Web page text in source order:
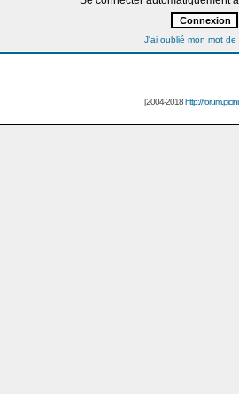
J'ai oublié mon mot de
[2004-2018http://